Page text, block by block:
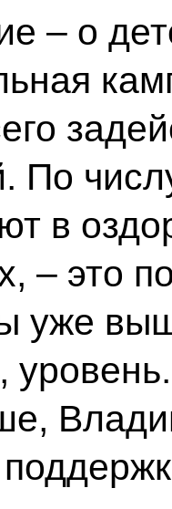
– о
По
в
– это
уже